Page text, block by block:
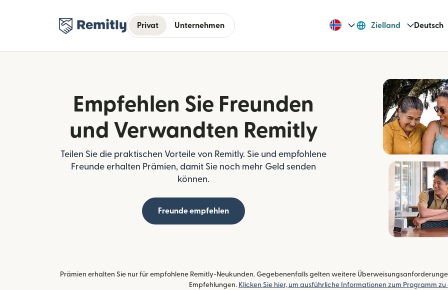
Privat Unternehmen Zielland Deutsch
Empfehlen Sie Freunden
und Verwandten Remitly
Teilen Sie die praktischen Vorteile von Remitly. Sie und empfohlene
Freunde erhalten Prämien, damit Sie noch mehr Geld senden
können.
Freunde empfehlen
Prämien erhalten Sie nur für empfohlene Remitly-Neukunden. Gegebenenfalls gelten weitere
Empfehlungen. Klicken Sie hier, um ausführliche Informationen zum Programm